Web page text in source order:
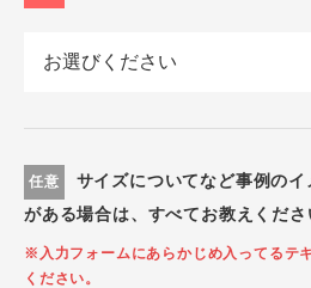
任意
サイズについてなど事例の
がある場合は、すべてお教えくださ
※入力フォームにあらかじめ入ってるテ
ください。